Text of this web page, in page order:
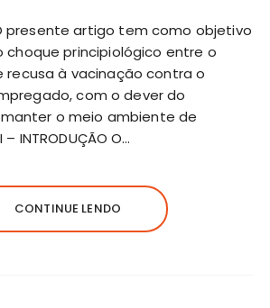
presente artigo tem como objetivo
choque principiológico entre o
recusa à vacinação contra o
com o dever do
o meio ambiente de
INTRODUÇÃO O…
CONTINUE LENDO